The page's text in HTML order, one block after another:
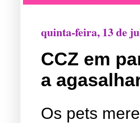
quinta-feira, 13 de
CCZ em
a
Os pets